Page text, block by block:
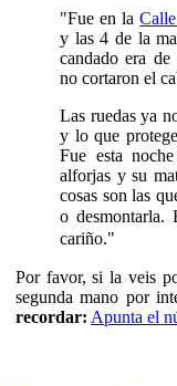
"Fue en la
y las 4 de la
candado era
no cortaron el
Las ruedas ya
y lo que
Fue esta
alforjas y su
cosas son las
o
cariño."
Por favor, si la veis
segunda mano por
recordar: Apunta el